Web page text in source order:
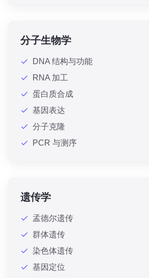
分子生物学
DNA 结构与功能
RNA 加工
蛋白质合成
基因表达
分子克隆
PCR 与测序
遗传学
孟德尔遗传
群体遗传
染色体遗传
基因定位